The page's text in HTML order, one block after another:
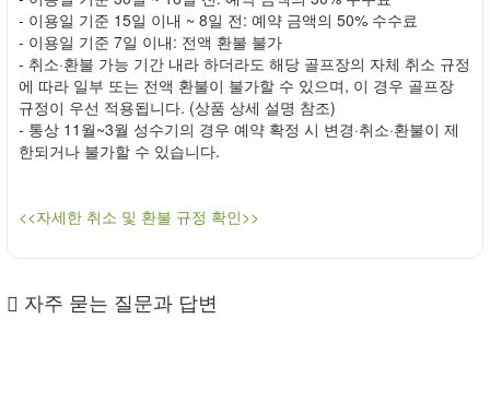
- 이용일 기준 15일 이내 ~ 8일 전: 예약 금액의 50% 수수료
- 이용일 기준 7일 이내: 전액 환불 불가
- 취소·환불 가능 기간 내라 하더라도 해당 골프장의 자체 취소 규정
에 따라 일부 또는 전액 환불이 불가할 수 있으며, 이 경우 골프장
규정이 우선 적용됩니다. (상품 상세 설명 참조)
- 통상 11월~3월 성수기의 경우 예약 확정 시 변경·취소·환불이 제
한되거나 불가할 수 있습니다.
<<자세한 취소 및 환불 규정 확인>>
자주 묻는 질문과 답변